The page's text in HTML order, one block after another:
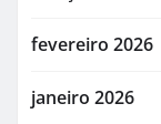
fevereiro 2026
janeiro 2026